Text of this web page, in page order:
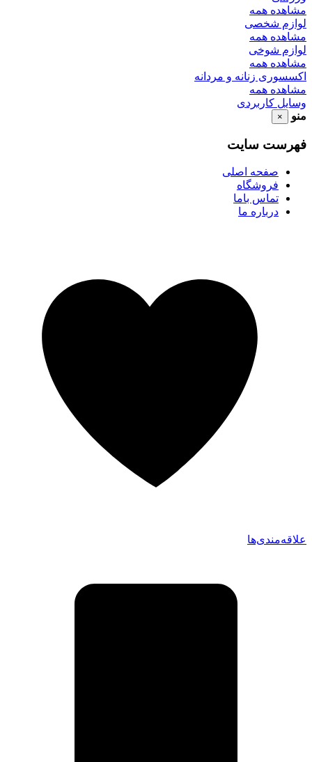
مشاهده همه
لوازم شخصی
مشاهده همه
لوازم شوخی
مشاهده همه
اکسسوری زنانه و مردانه
مشاهده همه
وسایل کاربردی
منو
×
فهرست سایت
صفحه اصلی
فروشگاه
تماس باما
درباره ما
علاقه‌مندی‌ها